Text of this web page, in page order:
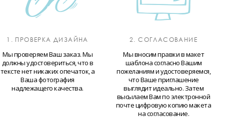
1. ПРОВЕРКА ДИЗАЙНА
Мы проверяем Ваш заказ. Мы
должны удостовериться, что в
тексте нет никаких опечаток, а
Ваша фотография
надлежащего качества.
2. СОГЛАСОВАНИЕ
Мы вносим правки в макет
шаблона согласно Вашим
пожеланиям и удостоверяемся,
что Ваше приглашение
выглядит идеально. Затем
высылаем Вам по электронной
почте цифровую копию макета
на согласование.